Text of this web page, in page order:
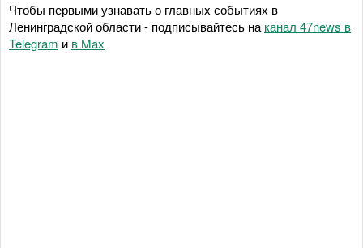
Чтобы первыми узнавать о главных событиях в
Ленинградской области - подписывайтесь наканал 47news в
Telegram и в Maх